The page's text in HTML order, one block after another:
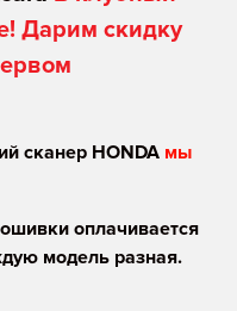
Дарим скидку
сканер HONDA мы
оплачивается
модель разная.